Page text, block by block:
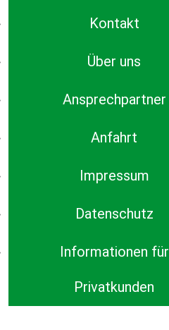
Kontakt
Über uns
Ansprechpartner
Anfahrt
Impressum
Datenschutz
Informationen für
Privatkunden